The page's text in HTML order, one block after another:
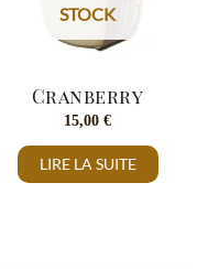
STOCK
Cranberry
15,00€
LIRE LA SUITE